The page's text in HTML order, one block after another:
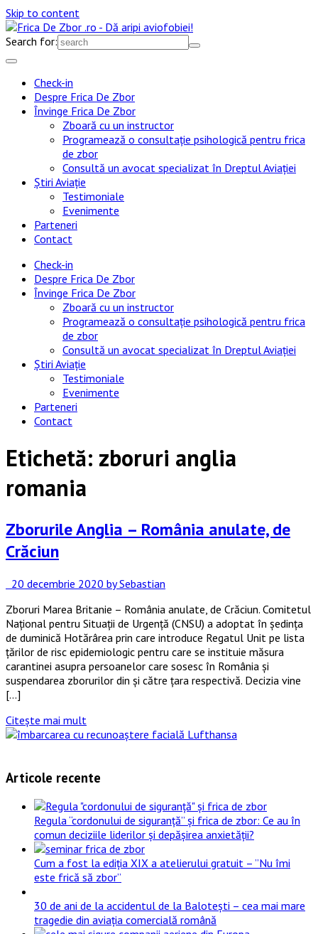
Skip to content
Search for:
Check-in
Despre Frica De Zbor
Învinge Frica De Zbor
Zboară cu un instructor
Programează o consultație psihologică pentru frica
de zbor
Consultă un avocat specializat în Dreptul Aviației
Știri Aviație
Testimoniale
Evenimente
Parteneri
Contact
Check-in
Despre Frica De Zbor
Învinge Frica De Zbor
Zboară cu un instructor
Programează o consultație psihologică pentru frica
de zbor
Consultă un avocat specializat în Dreptul Aviației
Știri Aviație
Testimoniale
Evenimente
Parteneri
Contact
Etichetă: zboruri anglia
romania
Zborurile Anglia – România anulate, de
Crăciun
20 decembrie 2020 by Sebastian
Zboruri Marea Britanie – România anulate, de Crăciun. Comitetul
Național pentru Situații de Urgență (CNSU) a adoptat în ședința
de duminică Hotărârea prin care introduce Regatul Unit pe lista
țărilor de risc epidemiologic pentru care se instituie măsura
carantinei asupra persoanelor care sosesc în România și
suspendarea zborurilor din și către țara respectivă. Decizia vine
[…]
Citește mai mult
Articole recente
Regula “cordonului de siguranță” și frica de zbor: Ce au în
comun deciziile liderilor și depășirea anxietății?
Cum a fost la ediția XIX a atelierului gratuit – ”Nu îmi
este frică să zbor”
30 de ani de la accidentul de la Balotești – cea mai mare
tragedie din aviația comercială română